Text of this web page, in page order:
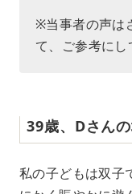
※当事者の声は
て、ご参考にし
39歳、Dさん
私の子どもは双子